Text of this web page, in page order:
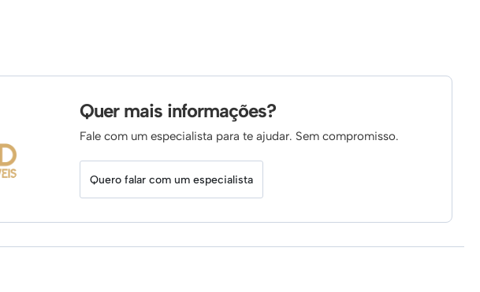
Quer mais informações?
Fale com um especialista para te ajudar. Sem compromisso.
Quero falar com um especialista